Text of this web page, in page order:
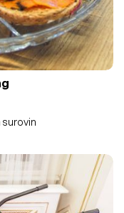
surovin